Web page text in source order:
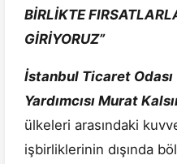
BİRLİKTE
GİRİYORUZ”
İstanbul Ticaret
Yardımcısı Murat
ülkeleri arasındaki
işbirliklerinin dışında